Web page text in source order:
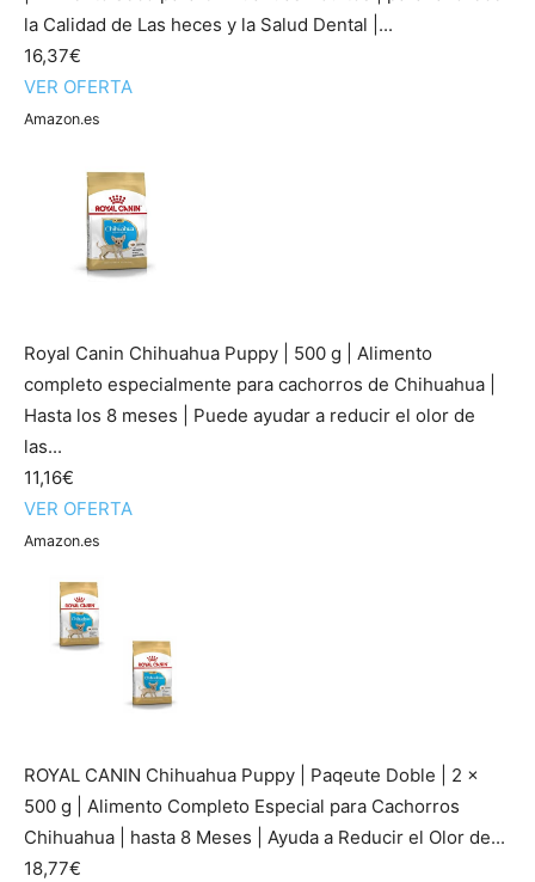
la Calidad de Las heces y la Salud Dental |...
16,37€
VER OFERTA
Amazon.es
Royal Canin Chihuahua Puppy | 500 g | Alimento
completo especialmente para cachorros de Chihuahua |
Hasta los 8 meses | Puede ayudar a reducir el olor de
las...
11,16€
VER OFERTA
Amazon.es
ROYAL CANIN Chihuahua Puppy | Paqeute Doble | 2 x
500 g | Alimento Completo Especial para Cachorros
Chihuahua | hasta 8 Meses | Ayuda a Reducir el Olor de...
18,77€